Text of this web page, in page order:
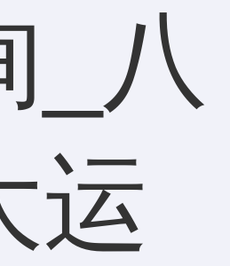
_八
运